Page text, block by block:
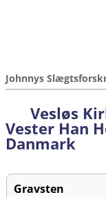
Johnnys
Vesløs
Vester Han
Danmark
Gravsten